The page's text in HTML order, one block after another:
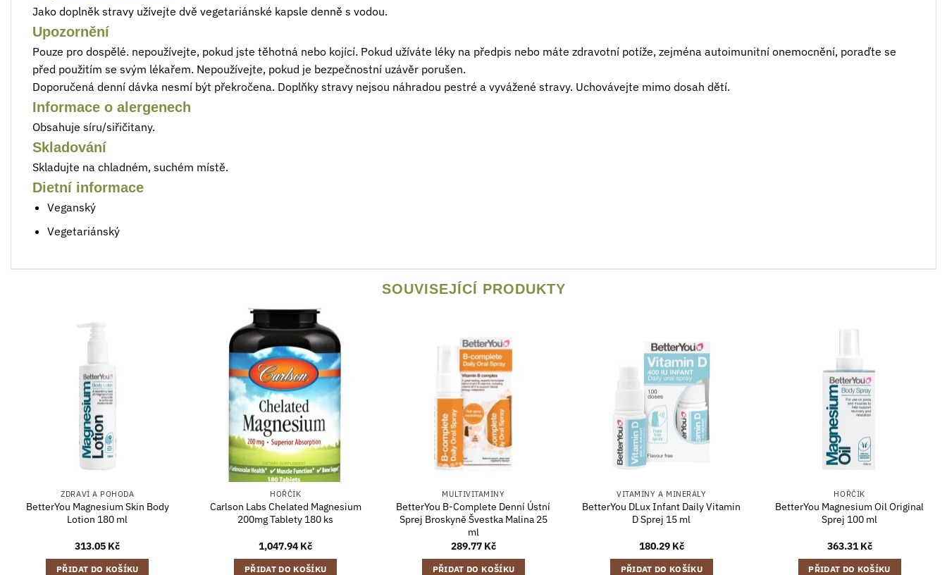
Jako doplněk stravy užívejte dvě vegetariánské kapsle denně s vodou.
Upozornění
Pouze pro dospělé. nepoužívejte, pokud jste těhotná nebo kojící. Pokud užíváte léky na předpis nebo máte zdravotní potíže, zejména autoimunitní onemocnění, poraďte se
před použitím se svým lékařem. Nepoužívejte, pokud je bezpečnostní uzávěr porušen.
Doporučená denní dávka nesmí být překročena. Doplňky stravy nejsou náhradou pestré a vyvážené stravy. Uchovávejte mimo dosah dětí.
Informace o alergenech
Obsahuje síru/siřičitany.
Skladování
Skladujte na chladném, suchém místě.
Dietní informace
Veganský
Vegetariánský
SOUVISEJÍCÍ PRODUKTY
ZDRAVÍ A POHODA
BetterYou Magnesium Skin Body
Lotion 180 ml
313.05 Kč
PŘIDAT DO KOŠÍKU
HOŘČÍK
Carlson Labs Chelated Magnesium
200mg Tablety 180 ks
1,047.94 Kč
PŘIDAT DO KOŠÍKU
MULTIVITAMÍNY
BetterYou B-Complete Denní Ústní
Sprej Broskyně Švestka Malina 25
ml
289.77 Kč
PŘIDAT DO KOŠÍKU
VITAMÍNY A MINERÁLY
BetterYou DLux Infant Daily Vitamin
D Sprej 15 ml
180.29 Kč
PŘIDAT DO KOŠÍKU
HOŘČÍK
BetterYou Magnesium Oil Original
Sprej 100 ml
363.31 Kč
PŘIDAT DO KOŠÍKU